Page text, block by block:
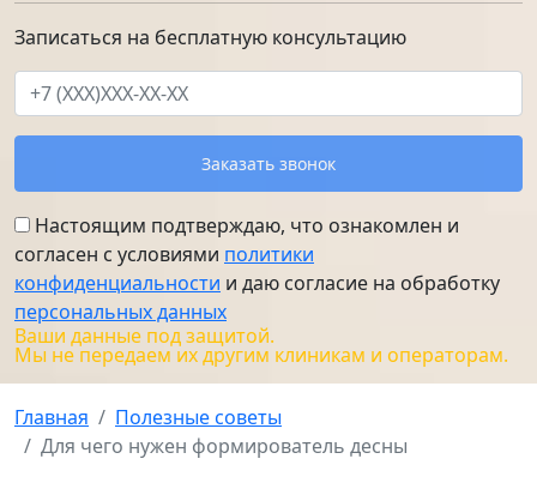
Записаться на бесплатную консультацию
Заказать звонок
согласен с условиями политики
конфиденциальности
и даю согласие на обработку
персональных данных
Ваши данные под защитой.
Мы не передаем их другим клиникам и операторам.
Главная
Полезные советы
Для чего нужен формирователь десны